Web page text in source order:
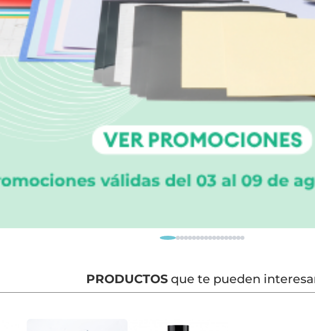
PRODUCTOSque te pueden